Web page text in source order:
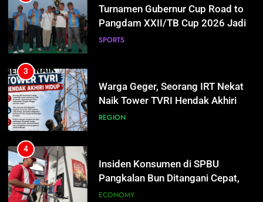
Warga Geger, Seorang IRT Nekat
Naik Tower TVRI Hendak Akhiri
Hidup
REGION
4
Insiden Konsumen di SPBU
Pangkalan Bun Ditangani Cepat,
Pertamina Pastikan Pelayanan
ECONOMY
5
Sistem Listrik Kalselteng Masih
Siaga, PLN Batasi Pasokan Selama
7 Hari
ECONOMY